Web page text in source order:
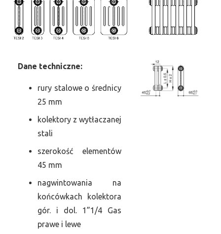
Dane techniczne:
rury stalowe o średnicy
25 mm
kolektory z wytłaczanej
stali
szerokość elementów
45 mm
nagwintowania na
końcówkach kolektora
gór. i dol. 1”1/4 Gas
prawe i lewe